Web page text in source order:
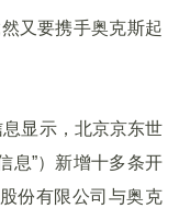
又要携手奥克斯起
显示，北京京东世
息”）新增十多条开
份有限公司与奥克